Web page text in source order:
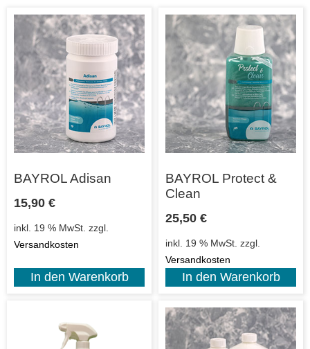
BAYROL Adisan
15,90 €
inkl. 19 % MwSt. zzgl.
Versandkosten
In den Warenkorb
BAYROL Protect &
Clean
25,50 €
inkl. 19 % MwSt. zzgl.
Versandkosten
In den Warenkorb